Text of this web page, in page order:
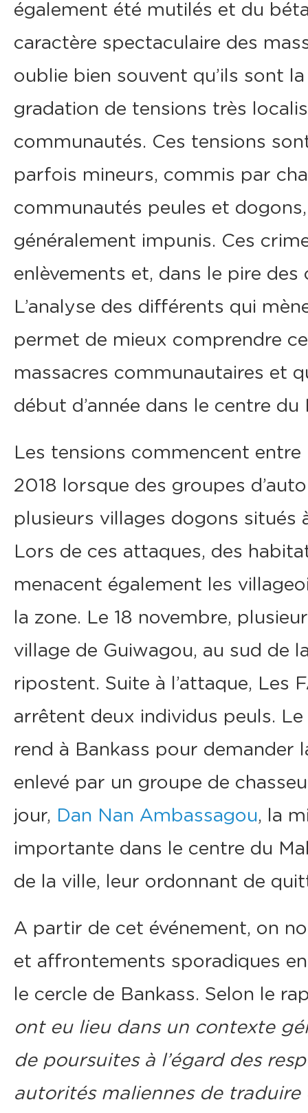
également été mutilés et du
caractère spectaculaire des
oublie bien souvent qu’ils sont
gradation de tensions très
communautés. Ces tensions
parfois mineurs, commis par
communautés peules et
généralement impunis. Ces
enlèvements et, dans le pire des
L’analyse des différents qui
permet de mieux comprendre
massacres communautaires et
début d’année dans le centre du
Les tensions commencent
2018 lorsque des groupes
plusieurs villages dogons
Lors de ces attaques, des
menacent également les
la zone. Le 18 novembre,
village de Guiwagou, au sud de
ripostent. Suite à l’attaque, Les
arrêtent deux individus peuls.
rend à Bankass pour demander
enlevé par un groupe de
jour, Dan Nan Ambassagou, la
importante dans le centre du
de la ville, leur ordonnant de
A partir de cet événement, on
et affrontements sporadiques
le cercle de Bankass. Selon le
ont eu lieu dans un contexte
de poursuites à l’égard des
autorités maliennes de